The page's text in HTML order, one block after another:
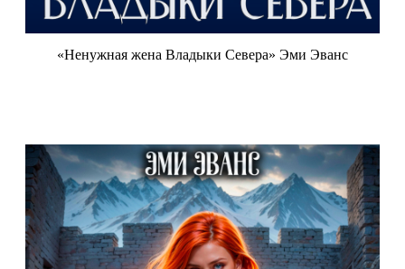
«Ненужная жена Владыки Севера» Эми Эванс